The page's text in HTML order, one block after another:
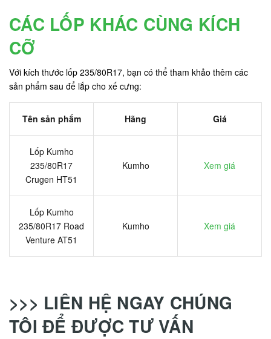
CÁC LỐP KHÁC CÙNG KÍCH
CỠ
Với kích thước lốp 235/80R17, bạn có thể tham khảo thêm các
sản phẩm sau để lắp cho xế cưng:
Tên sản phẩm Hãng Giá
Lốp Kumho
235/80R17
Crugen HT51
Kumho Xem giá
Lốp Kumho
235/80R17 Road
Venture AT51
Kumho Xem giá
>>> LIÊN HỆ NGAY CHÚNG
TÔI ĐỂ ĐƯỢC TƯ VẤN